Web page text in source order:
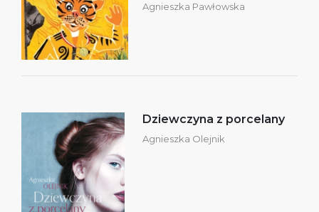
Agnieszka Pawłowska
Dziewczyna z porcelany
Agnieszka Olejnik